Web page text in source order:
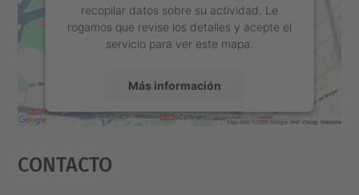
recopilar datos sobre su actividad. Le
rogamos que revise los detalles y acepte el
servicio para ver este mapa.
Más información
powered by
Contacto